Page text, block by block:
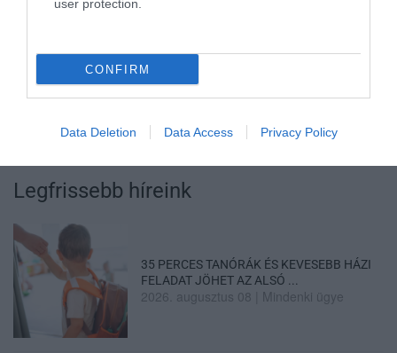
user protection.
CONFIRM
Data Deletion Data Access Privacy Policy
Legfrissebb híreink
35 PERCES TANÓRÁK ÉS KEVESEBB HÁZI
FELADAT JÖHET AZ ALSÓ ...
2026. augusztus 08 Mindenki ügye